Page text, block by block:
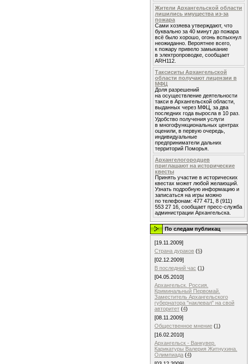
Жители Архангельской области
лишились имущества из-за
пожара
Сами хозяева утверждают, что
буквально за 40 минут до пожара
всё было хорошо, огонь вспыхнул
неожиданно. Вероятнее всего,
к пожару привело замыкание
в электропроводке, сообщает
ARH112.
Таксиситы Архангельской
области получают лицензии в
МФЦ
Доля разрешений
на осуществление деятельности
такси в Архангельской области,
выданных через МФЦ, за два
последних года выросла в 10 раз.
Удобство получения услуги
в многофункциональных центрах
оценили, в первую очередь,
индивидуальные
предприниматели дальних
территорий Поморья.
Архангелогородцев
приглашают на исторические
квесты
Принять участие в исторических
квестах может любой желающий.
Узнать подробную информацию и
записаться на игры можно
по телефонам: 477 471, 8 (911)
553 27 16, сообщает пресс-служба
администрации Архангельска.
По следам публикац
[19.11.2009]
Страна дураков (5)
[02.12.2009]
В последний час (1)
[04.05.2010]
Архангельск. Россия.
Криминальный Первомай.
Заместитель Архангельского
губернатора "наклевал" на свой
авторитет (4)
[08.11.2009]
Общественное мнение (1)
[16.02.2010]
Архангельск - Ванкувер.
Карикатуры Валерия Житнухина.
Олимпиада (4)